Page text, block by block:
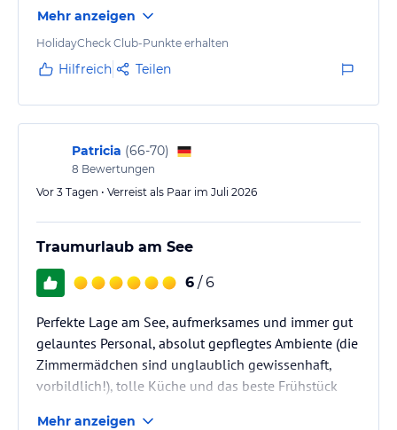
Seeschwimmbecken, der direkte Zugang zum See
und der gepflegte Spa-Bereich, der viel Raum für
Entspannung bietet.
Mehr anzeigen
HolidayCheck Club-Punkte erhalten
Hilfreich Teilen
Patricia (66-70)
8 Bewertungen
Vor 3 Tagen • Verreist als Paar im Juli 2026
Traumurlaub am See
6 / 6
Perfekte Lage am See, aufmerksames und immer gut
gelauntes Personal, absolut gepflegtes Ambiente (die
Zimmermädchen sind unglaublich gewissenhaft,
vorbildlich!), tolle Küche und das beste Frühstück
Mehr anzeigen